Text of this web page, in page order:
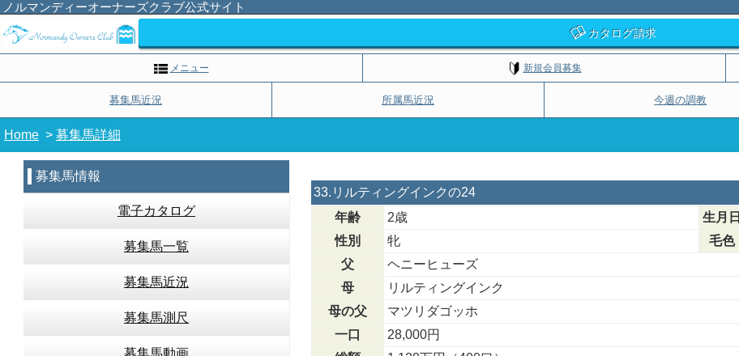
ノルマンディーオーナーズクラブ公式サイト
カタログ請求
メニュー 新規会員募集
募集馬近況 所属馬近況 今週の調教
Home > 募集馬詳細
募集馬情報
電子カタログ
募集馬一覧
募集馬近況
募集馬測尺
募集馬動画
33.リルティングインクの24
年齢
2歳 生月日
性別
牝 毛色
父
ヘニーヒューズ
母
リルティングインク
母の父
マツリダゴッホ
一口
28,000円